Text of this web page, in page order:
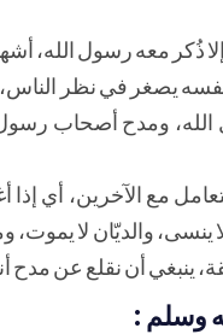
ذُكر معه رسول الله،
نفسه يصغر في نظر
الله، ومدح أصحاب
مع الآخرين، أي
لا ينسى، والديّان لا
ينبغي أن نقلع عن مدح
وسلم :